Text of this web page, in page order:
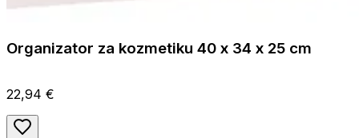
Organizator za kozmetiku 40 x 34 x 25 cm
22,94 €